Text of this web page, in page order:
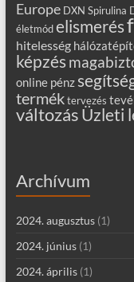
Europe DXN Spirulina
életmód elismerés
hitelesség
képzés
online pénz
termék tervezés
változás Üzleti
Archívum
2024. augusztus(1)
2024. június(1)
2024. április(1)